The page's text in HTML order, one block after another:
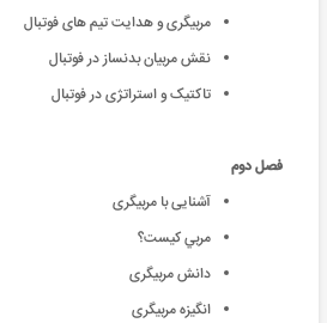
مربیگری و هدایت تیم های فوتبال
نقش مربیان بدنساز در فوتبال
تاکتیک و استراتژی در فوتبال
فصل دوم
آشنایی با مربیگری
مربي کيست؟
دانش مربیگری
انگیزه مربیگری